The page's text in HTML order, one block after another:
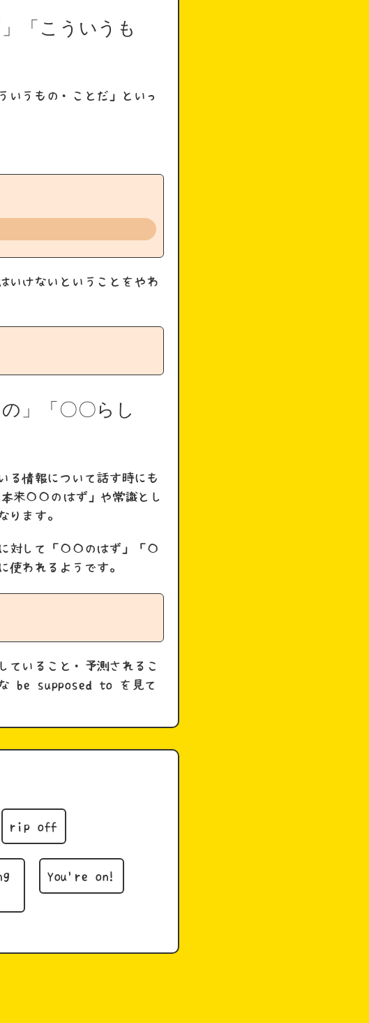
「こういうも
いうもの・ことだ」といっ
いけないということをやわ
」「〇〇らし
る情報について話す時にも
来〇〇のはず」や常識とし
ります。
対して「〇〇のはず」「〇
使われるようです。
ていること・予測されるこ
な be supposed to を見て
rip off
You're on!